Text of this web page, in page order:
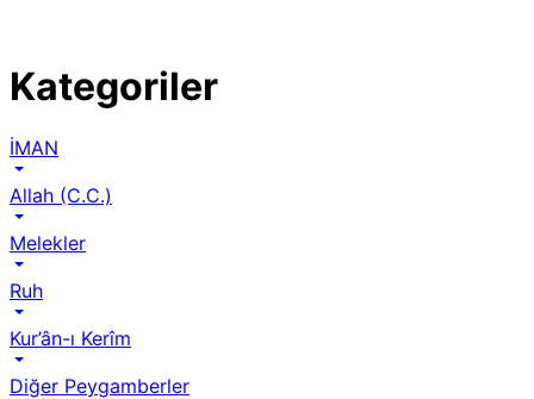
Kategoriler
İMAN
Allah (C.C.)
Melekler
Ruh
Kur’ân-ı Kerîm
Diğer Peygamberler